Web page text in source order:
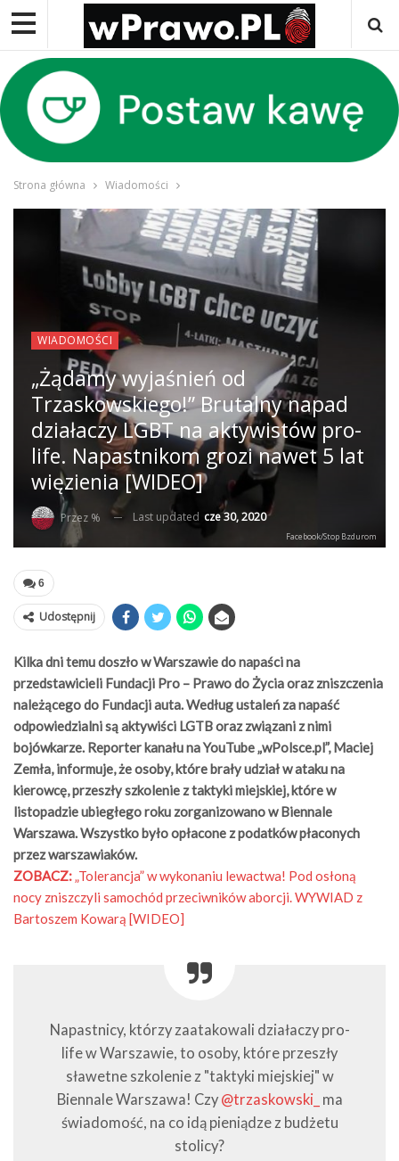
Strona główna Wiadomości
WIADOMOŚCI
„Żądamy wyjaśnień od
Trzaskowskiego!” Brutalny napad
działaczy LGBT na aktywistów pro-
life. Napastnikom grozi nawet 5 lat
więzienia [WIDEO]
Przez % Last updated cze 30, 2020
Facebook/Stop Bzdurom
6
Udostępnij
Kilka dni temu doszło w Warszawie do napaści na
przedstawicieli Fundacji Pro – Prawo do Życia oraz zniszczenia
należącego do Fundacji auta. Według ustaleń za napaść
odpowiedzialni są aktywiści LGTB oraz związani z nimi
bojówkarze. Reporter kanału na YouTube „wPolsce.pl”, Maciej
Zemła, informuje, że osoby, które brały udział w ataku na
kierowcę, przeszły szkolenie z taktyki miejskiej, które w
listopadzie ubiegłego roku zorganizowano w Biennale
Warszawa. Wszystko było opłacone z podatków płaconych
przez warszawiaków.
ZOBACZ:„Tolerancja” w wykonaniu lewactwa! Pod osłoną
nocy zniszczyli samochód przeciwników aborcji. WYWIAD z
Bartoszem Kowarą [WIDEO]
Napastnicy, którzy zaatakowali działaczy pro-
life w Warszawie, to osoby, które przeszły
sławetne szkolenie z "taktyki miejskiej" w
Biennale Warszawa! Czy @trzaskowski_ ma
świadomość, na co idą pieniądze z budżetu
stolicy?